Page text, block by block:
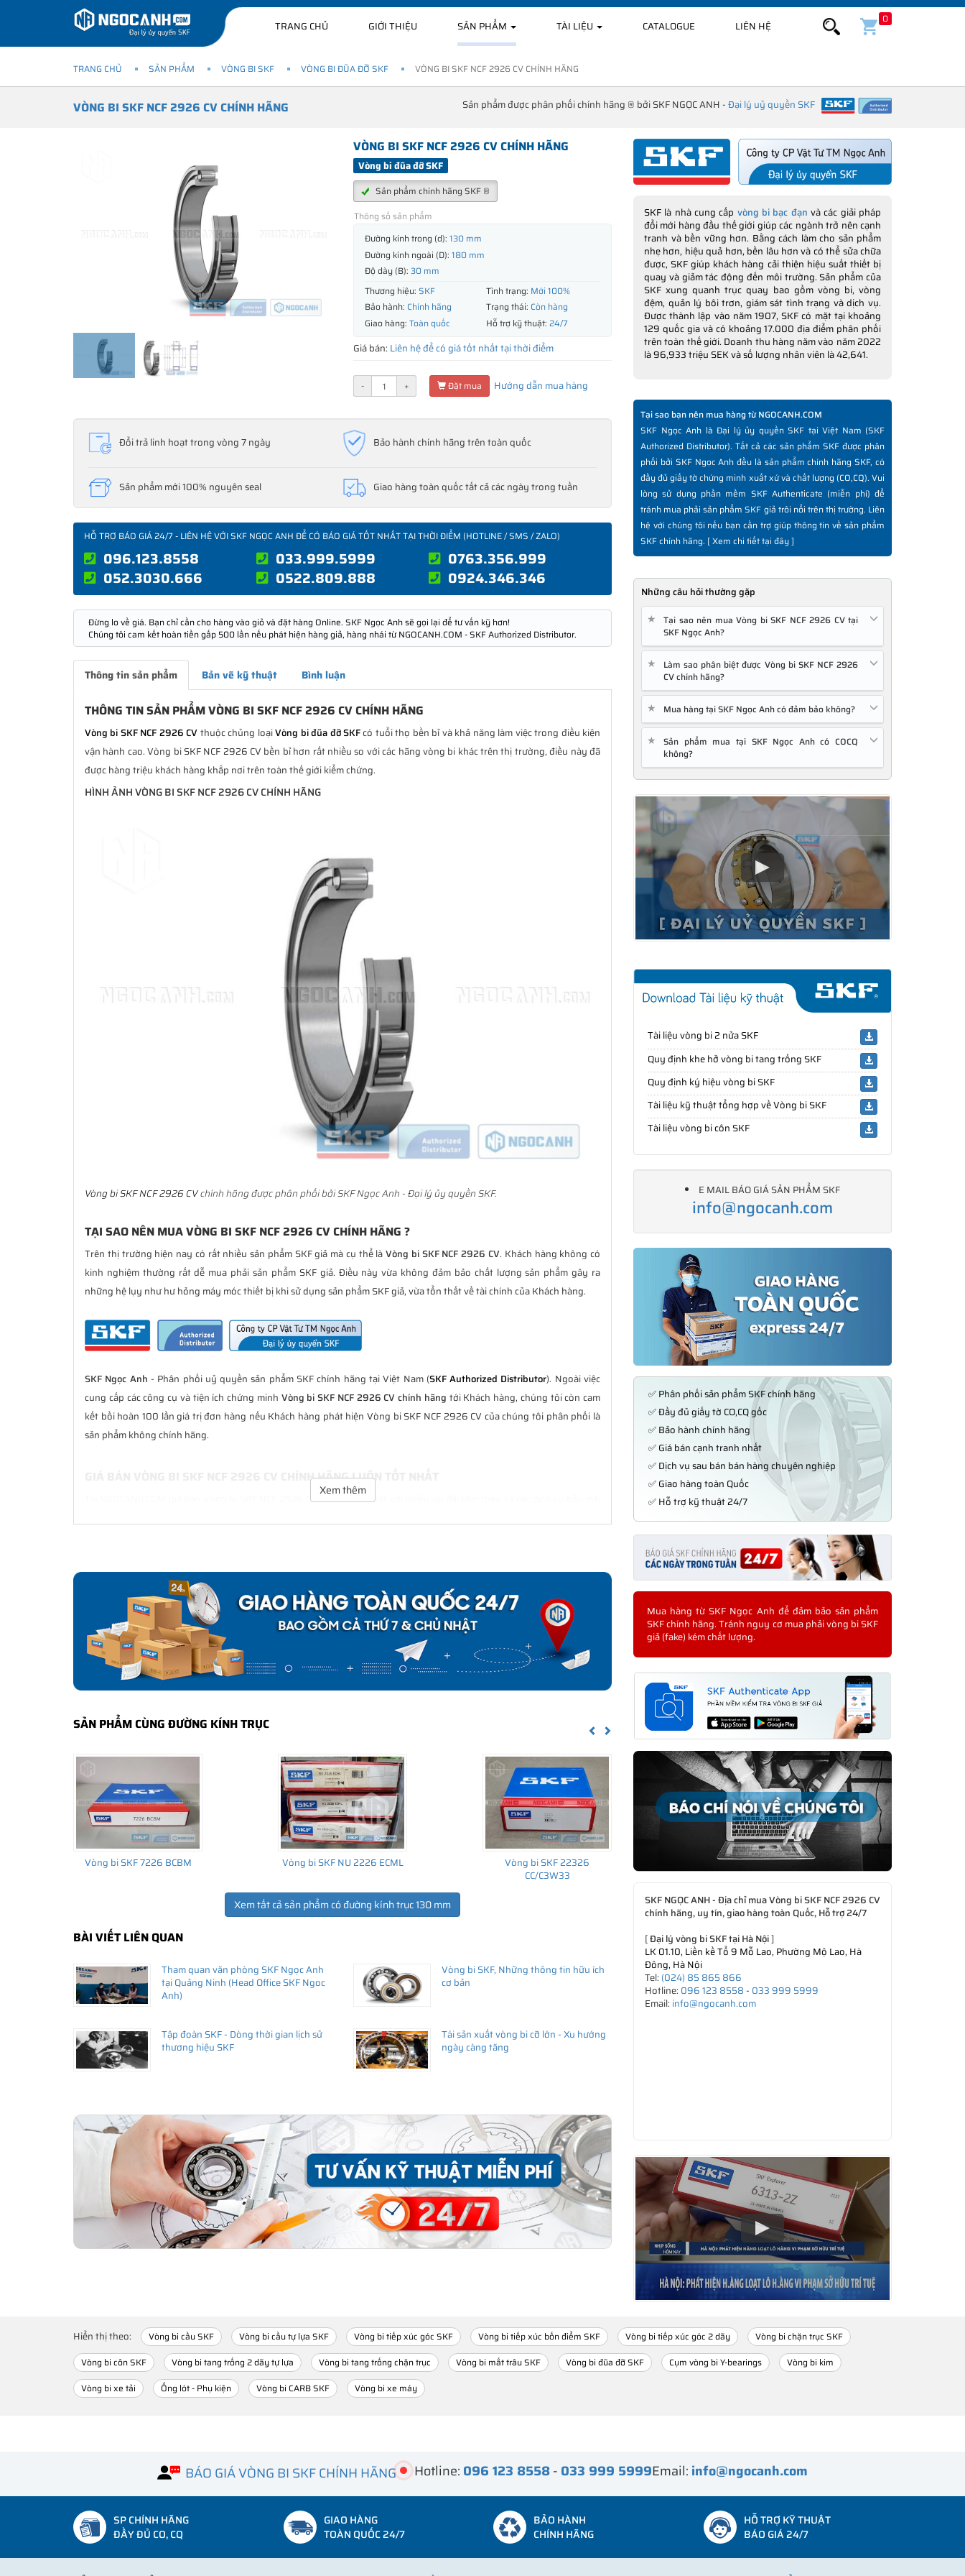
TRANG CHỦ GIỚI THIỆU SẢN PHẨM TÀI LIỆU CATALOGUE LIÊN HỆ
0
TRANG CHỦ SẢN PHẨM VÒNG BI SKF VÒNG BI ĐŨA ĐỠ SKF VÒNG BI SKF NCF 2926 CV CHÍNH HÃNG
VÒNG BI SKF NCF 2926 CV CHÍNH HÃNG Sản phẩm được phân phối chính hãng ® bởi SKF NGỌC ANH -Đại lý uỷ quyền SKF
VÒNG BI SKF NCF 2926 CV CHÍNH HÃNG
Vòng bi đũa đỡ SKF
Sản phẩm chính hãng SKF ®
Thông số sản phẩm
Đường kính trong (d): 130 mm
Đường kính ngoài (D): 180 mm
Độ dày (B): 30 mm
Thương hiệu: SKF Tình trạng: Mới 100%
Bảo hành: Chính hãng Trạng thái: Còn hàng
Giao hàng: Toàn quốc Hỗ trợ kỹ thuật: 24/7
Giá bán: Liên hệ để có giá tốt nhất tại thời điểm
- + Đặt mua Hướng dẫn mua hàng
Đổi trả linh hoạt trong vòng 7 ngày Bảo hành chính hãng trên toàn quốc
Sản phẩm mới 100% nguyên seal Giao hàng toàn quốc tất cả các ngày trong tuần
HỖ TRỢ BÁO GIÁ 24/7 - LIÊN HỆ VỚI SKF NGỌC ANH ĐỂ CÓ BÁO GIÁ TỐT NHẤT TẠI THỜI ĐIỂM (HOTLINE / SMS / ZALO)
096.123.8558 033.999.5999
0763.356.999
052.3030.666
0522.809.888 0924.346.346
Đừng lo về giá. Bạn chỉ cần cho hàng vào giỏ và đặt hàng Online. SKF Ngọc Anh sẽ gọi lại để tư vấn kỹ hơn!
Chúng tôi cam kết hoàn tiền gấp 500 lần nếu phát hiện hàng giả, hàng nhái từ NGOCANH.COM - SKF Authorized Distributor.
Thông tin sản phẩm Bản vẽ kỹ thuật Bình luận
THÔNG TIN SẢN PHẨM VÒNG BI SKF NCF 2926 CV CHÍNH HÃNG
Vòng bi SKF NCF 2926 CVthuộc chủng loạiVòng bi đũa đỡ SKFcó tuổi thọ bền bỉ và khả năng làm việc trong điều kiện
vận hành cao. Vòng bi SKF NCF 2926 CV bền bỉ hơn rất nhiều so với các hãng vòng bi khác trên thị trường, điều này đã
được hàng triệu khách hàng khắp nơi trên toàn thế giới kiểm chứng.
HÌNH ẢNH VÒNG BI SKF NCF 2926 CV CHÍNH HÃNG
Vòng bi SKF NCF 2926 CVchính hãng được phân phối bởi SKF Ngọc Anh - Đại lý ủy quyền SKF.
TẠI SAO NÊN MUA VÒNG BI SKF NCF 2926 CV CHÍNH HÃNG ?
Trên thị trường hiện nay có rất nhiều sản phẩm SKF giả mà cụ thể làVòng bi SKF NCF 2926 CV. Khách hàng không có
kinh nghiệm thường rất dễ mua phải sản phẩm SKF giả. Điều này vừa không đảm bảo chất lượng sản phẩm gây ra
những hệ lụy như hư hỏng máy móc thiết bị khi sử dụng sản phẩm SKF giả, vừa tổn thất về tài chính của Khách hàng.
SKF Ngọc Anh - Phân phối uỷ quyền sản phẩm SKF chính hãng tại Việt Nam (SKF Authorized Distributor). Ngoài việc
cung cấp các công cụ và tiện ích chứng minh Vòng bi SKF NCF 2926 CV chính hãng tới Khách hàng, chúng tôi còn cam
kết bồi hoàn 100 lần giá trị đơn hàng nếu Khách hàng phát hiện Vòng bi SKF NCF 2926 CV của chúng tôi phân phối là
sản phẩm không chính hãng.
GIÁ BÁN VÒNG BI SKF NCF 2926 CV CHÍNH HÃNG LUÔN TỐT NHẤT
giá bán Vòng bi SKF NCF 2926 CV luôn là tốt nhất với nhiều ưu đãi kèm theo và các dịch vụ hẫu mãi
CHẾ ĐỘ BẢO HÀNH VÒNG BI SKF NCF 2926 CV CHÍNH HÃNG
Tất cả các sản phẩm SKF chính hãng doSKF Ngọc Anhphân phối đều được bảo hành chính hãng theo đúng tiêu chuẩn
bảo hành của nhà sản xuất.
CÁCH NHẬN BIẾT VÀ PHÂN BIỆT VÒNG BI SKF NCF 2926 CV CHÍNH HÃNG
Mua hàng tại các đại lý ủy quyền của SKF để yên tâm về nguồn gốc của sản phẩm. Ngoài ra bạn cũng có thể tự kiểm tra
✅ Những cách phân biệt vòng bi SKF giả bằng mắt thường
✅Cảnh báo của chuyên gia SKF về vòng bi SKF giả
THÔNG TIN HỮU ÍCH
Vòng bi SKF chính hãng, Những lưu ý cơ bản trước khi mua hàng
Xuất xứ vòng bi SKF chính hãng ở đâu?
Chất lượng vòng bi SKF chính hãng
Xem thêm
SẢN PHẨM CÙNG ĐƯỜNG KÍNH TRỤC Previous
Vòng bi SKF 7226 BCBM Vòng bi SKF NU 2226 ECML
Vòng bi SKF 22326
CC/C3W33
Xem tất cả sản phẩm có đường kính trục 130 mm
BÀI VIẾT LIÊN QUAN
Tham quan văn phòng SKF Ngọc Anh
tại Quảng Ninh (Head Office SKF Ngoc
Anh)
Vòng bi SKF, Những thông tin hữu ích
cơ bản
Tập đoàn SKF - Dòng thời gian lịch sử
thương hiệu SKF
Tái sản xuất vòng bi cỡ lớn - Xu hướng
ngày càng tăng
SKF là nhà cung cấp vòng bi bạc đạn và các giải pháp
đổi mới hàng đầu thế giới giúp các ngành trở nên cạnh
tranh và bền vững hơn. Bằng cách làm cho sản phẩm
nhẹ hơn, hiệu quả hơn, bền lâu hơn và có thể sửa chữa
được, SKF giúp khách hàng cải thiện hiệu suất thiết bị
quay và giảm tác động đến môi trường. Sản phẩm của
SKF xung quanh trục quay bao gồm vòng bi, vòng
đệm, quản lý bôi trơn, giám sát tình trạng và dịch vụ.
Được thành lập vào năm 1907, SKF có mặt tại khoảng
129 quốc gia và có khoảng 17.000 địa điểm phân phối
trên toàn thế giới. Doanh thu hàng năm vào năm 2022
là 96,933 triệu SEK và số lượng nhân viên là 42,641.
Tại sao bạn nên mua hàng từ NGOCANH.COM
SKF Ngọc Anh là Đại lý ủy quyền SKF tại Việt Nam (SKF
Authorized Distributor). Tất cả các sản phẩm SKF được phân
phối bởi SKF Ngọc Anh đều là sản phẩm chính hãng SKF, có
đầy đủ giấy tờ chứng minh xuất xứ và chất lượng (CO,CQ). Vui
lòng sử dụng phần mềm SKF Authenticate (miễn phí) để
tránh mua phải sản phẩm SKF giả trôi nổi trên thị trường. Liên
hệ với chúng tôi nếu bạn cần trợ giúp thông tin về sản phẩm
SKF chính hãng. [Xem chi tiết tại đây]
Những câu hỏi thường gặp
★
Tại sao nên mua Vòng bi SKF NCF 2926 CV tại
SKF Ngọc Anh?
★
Làm sao phân biệt được Vòng bi SKF NCF 2926
CV chính hãng?
★ Mua hàng tại SKF Ngọc Anh có đảm bảo không?
★
Sản phẩm mua tại SKF Ngọc Anh có COCQ
không?
Tài liệu vòng bi 2 nửa SKF
Quy định khe hở vòng bi tang trống SKF
Quy định ký hiệu vòng bi SKF
Tài liệu kỹ thuật tổng hợp về Vòng bi SKF
Tài liệu vòng bi côn SKF
E MAIL BÁO GIÁ SẢN PHẨM SKF
info@ngocanh.com
✅ Phân phối sản phẩm SKF chính hãng
✅ Đầy đủ giấy tờ CO,CQ gốc
✅ Bảo hành chính hãng
✅ Giá bán cạnh tranh nhất
✅ Dịch vụ sau bán bán hàng chuyên nghiệp
✅ Giao hàng toàn Quốc
✅ Hỗ trợ kỹ thuật 24/7
Mua hàng từ SKF Ngọc Anh để đảm bảo sản phẩm
SKF chính hãng. Tránh nguy cơ mua phải vòng bi SKF
giả (fake) kém chất lượng.
SKF NGỌC ANH - Địa chỉ mua Vòng bi SKF NCF 2926 CV
chính hãng, uy tín, giao hàng toàn Quốc, Hỗ trợ 24/7
[Đại lý vòng bi SKF tại Hà Nội]
LK 01.10, Liền kề Tổ 9 Mỗ Lao, Phường Mộ Lao, Hà
Đông, Hà Nội
Tel: (024) 85 865 866
Hotline: 096 123 8558- 033 999 5999
Email: info@ngocanh.com
Hiển thị theo: Vòng bi cầu SKF Vòng bi cầu tự lựa SKF Vòng bi tiếp xúc góc SKF Vòng bi tiếp xúc bốn điểm SKF Vòng bi tiếp xúc góc 2 dãy
Vòng bi chặn trục SKF
Vòng bi côn SKF
Vòng bi tang trống 2 dãy tự lựa Vòng bi tang trống chặn trục Vòng bi mắt trâu SKF Vòng bi đũa đỡ SKF Cụm vòng bi Y-bearings
Vòng bi kim
Vòng bi xe tải
Ống lót - Phụ kiện Vòng bi CARB SKF Vòng bi xe máy
BÁO GIÁ VÒNG BI SKF CHÍNH HÃNG Hotline: 096 123 8558- 033 999 5999Email: info@ngocanh.com
SP CHÍNH HÃNG
ĐẦY ĐỦ CO, CQ
GIAO HÀNG
TOÀN QUỐC 24/7
BẢO HÀNH
CHÍNH HÃNG
HỖ TRỢ KỸ THUẬT
BÁO GIÁ 24/7